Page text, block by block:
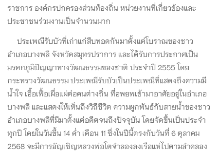
ราชการ องค์กรปกครองส่วนท้องถิ่น หน่วยงานที่เกี่ยวข้องและ
ประชาชนร่วมงานเป็นจำนวนมาก
ประเพณีรับบัวที่เก่าแก่สืบทอดกันมาตั้งแต่โบราณของชาว
อำเภอบางพลี จังหวัดสมุทรปราการ และได้รับการประกาศเป็น
มรดกภูมิปัญญาทางวัฒนธรรมของชาติ ประจำปี 2555 โดย
กระทรวงวัฒนธรรม ประเพณีรับบัวเป็นประเพณีที่แสดงถึงความมี
น้ำใจ เอื้อเฟื้อเผื่อแผ่ต่อคนต่างถิ่น ที่อพยพเข้ามาอาศัยอยู่ในอำเภอ
บางพลี และแสดงให้เห็นถึงวิถีชีวิต ความผูกพันธ์กับสายน้ำของชาว
อำเภอบางพลีที่มีมาตั้งแต่อดีตจนถึงปัจจุบัน โดยจัดขึ้นเป็นประจำ
ทุกปี โดยในวันขึ้น 14 ค่ำ เดือน 11 ซึ่งในปีนี้ตรงกับวันที่ 6 ตุลาคม
2568 จะมีการอัญเชิญหลวงพ่อโตจำลองลงเรือแห่ไปตามลำคลอง